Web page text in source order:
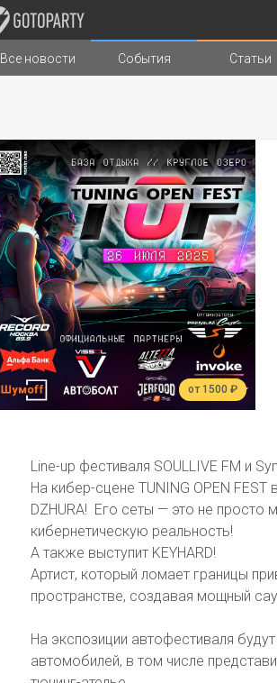
Города Музыка Типы страниц
Все новости События Статьи
от 1500 ₽
Line-up фестиваля SOULLIVE FM и
На кибер-сцене TUNING OPEN
DZHURA!  Его сеты — это не
кибернетическую реальность!
А также выступит KEYHARD!
Артист, который ломает границы
пространстве, создавая мощный
На экспозиции автофестиваля
автомобилей, в том числе